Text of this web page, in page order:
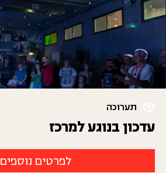
תערוכה
עדכון בנוגע למרכז
לפרטים נוספים